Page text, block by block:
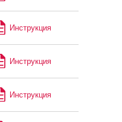
Инструкция
Инструкция
Инструкция